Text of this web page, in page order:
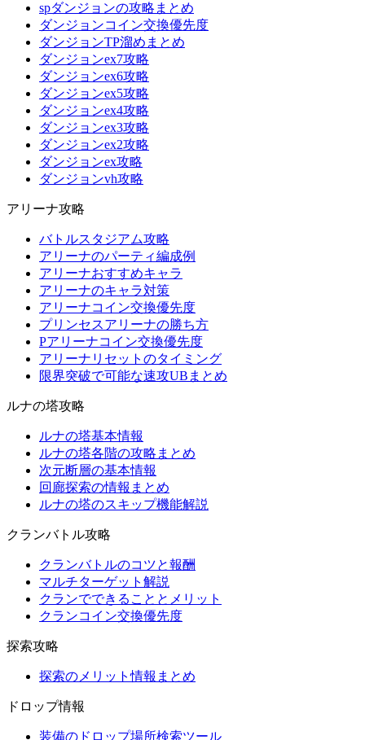
spダンジョンの攻略まとめ
ダンジョンコイン交換優先度
ダンジョンTP溜めまとめ
ダンジョンex7攻略
ダンジョンex6攻略
ダンジョンex5攻略
ダンジョンex4攻略
ダンジョンex3攻略
ダンジョンex2攻略
ダンジョンex攻略
ダンジョンvh攻略
アリーナ攻略
バトルスタジアム攻略
アリーナのパーティ編成例
アリーナおすすめキャラ
アリーナのキャラ対策
アリーナコイン交換優先度
プリンセスアリーナの勝ち方
Pアリーナコイン交換優先度
アリーナリセットのタイミング
限界突破で可能な速攻UBまとめ
ルナの塔攻略
ルナの塔基本情報
ルナの塔各階の攻略まとめ
次元断層の基本情報
回廊探索の情報まとめ
ルナの塔のスキップ機能解説
クランバトル攻略
クランバトルのコツと報酬
マルチターゲット解説
クランでできることとメリット
クランコイン交換優先度
探索攻略
探索のメリット情報まとめ
ドロップ情報
装備のドロップ場所検索ツール